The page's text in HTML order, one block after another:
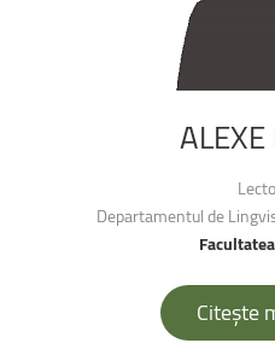
ALEXE
Departamentul de
Citește